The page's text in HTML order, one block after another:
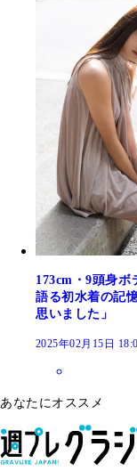
173cm・9頭身
語る初水着の記
思いました」
2025年02月15日
あなたにオススメ